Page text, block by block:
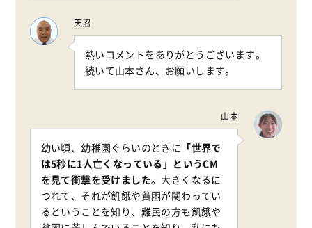
天沼
熱いコメントをありがとうございます。
続いて山本さん、お願いします。
山本
幼い頃、幼稚園ぐらいのときに 「世界で
は5秒に1人亡くなっている」というCM
を見て衝撃を受けました。大きくなるに
つれて、それが飢餓や貧困が関わってい
るということを知り、難民の方も飢餓や